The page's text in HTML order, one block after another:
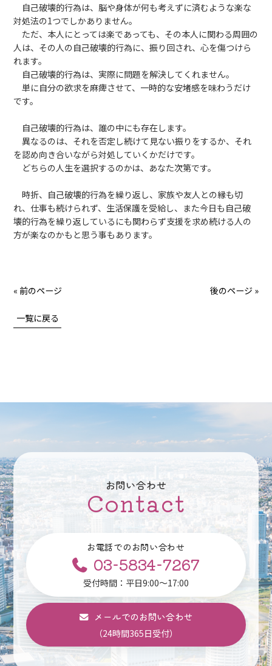
自己破壊的行為は、脳や身体が何も考えずに済むような楽な
対処法の1つでしかありません。
ただ、本人にとっては楽であっても、その本人に関わる周囲の
人は、その人の自己破壊的行為に、振り回され、心を傷つけら
れます。
自己破壊的行為は、実際に問題を解決してくれません。
単に自分の欲求を麻痺させて、一時的な安堵感を味わうだけ
です。
自己破壊的行為は、誰の中にも存在します。
異なるのは、それを否定し続けて見ない振りをするか、それ
を認め向き合いながら対処していくかだけです。
どちらの人生を選択するのかは、あなた次第です。
時折、自己破壊的行為を繰り返し、家族や友人との縁も切
れ、仕事も続けられず、生活保護を受給し、また今日も自己破
壊的行為を繰り返しているにも関わらず支援を求め続ける人の
方が楽なのかもと思う事もあります。
« 前のページ 後のページ »
一覧に戻る
お問い合わせ
Contact
お電話でのお問い合わせ
03-5834-7267
受付時間：平日9:00～17:00
メールでのお問い合わせ
（24時間365日受付）